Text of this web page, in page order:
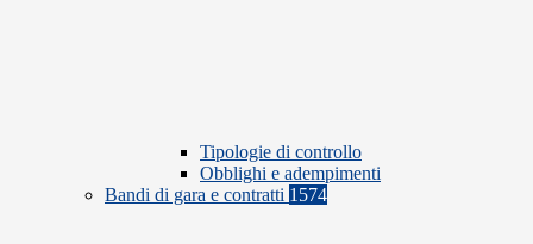
Tipologie di controllo
Obblighi e adempimenti
Bandi di gara e contratti 1574